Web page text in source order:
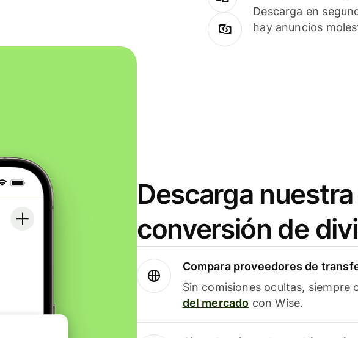
Descarga en
hay anuncios
Descarga
conversión de
Compara proveedores de
Sin comisiones ocultas, siempre
del mercado con Wise.